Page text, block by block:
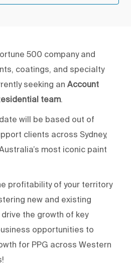
500 company and
coatings, and specialty
seeking an Account
team.
will be based out of
clients across Sydney,
most iconic paint
profitability of your territory
new and existing
the growth of key
opportunities to
for PPG across Western